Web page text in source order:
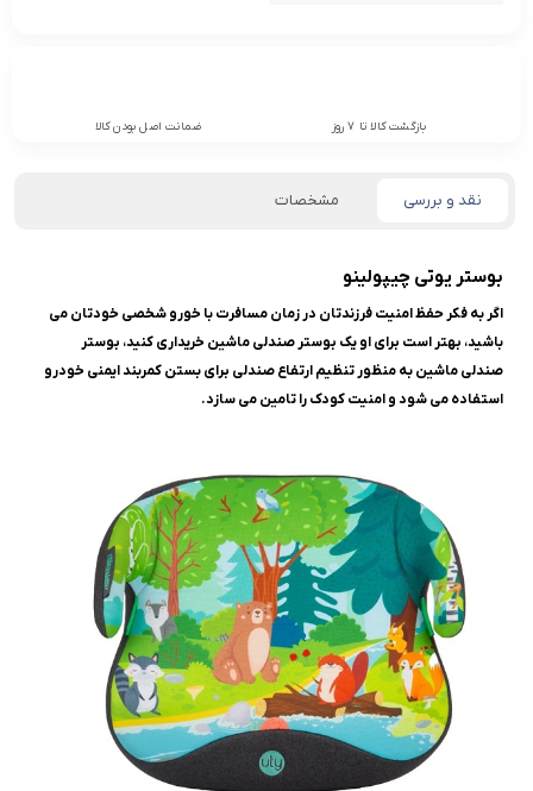
بازگشت کالا تا 7 روز ضمانت اصل بودن کالا
نقد و بررسی مشخصات
بوستر یوتی چیپولینو
اگر به فکر حفظ امنیت فرزندتان در زمان مسافرت با خورو شخصی خودتان می
باشید، بهتر است برای او یک بوستر صندلی ماشین خریداری کنید، بوستر
صندلی ماشین به منظور تنظیم ارتفاع صندلی برای بستن کمربند ایمنی خودرو
استفاده می شود و امنیت کودک را تامین می سازد.